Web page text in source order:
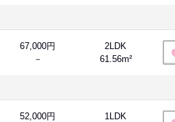
67,000円
－
2LDK
61.56m²
52,000円
1LDK